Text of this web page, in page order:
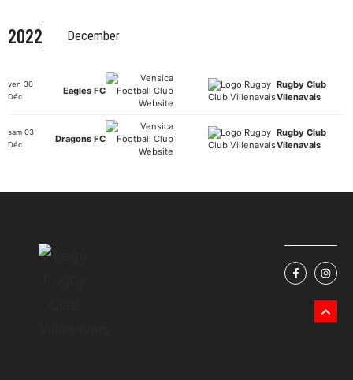
2022 December
ven 30
Déc
Eagles FC
Rugby Club
Vilenavais
sam 03
Déc
Dragons FC
Rugby Club
Vilenavais